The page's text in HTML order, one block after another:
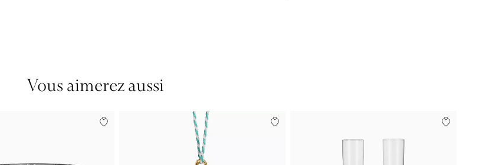
Vous aimerez aussi